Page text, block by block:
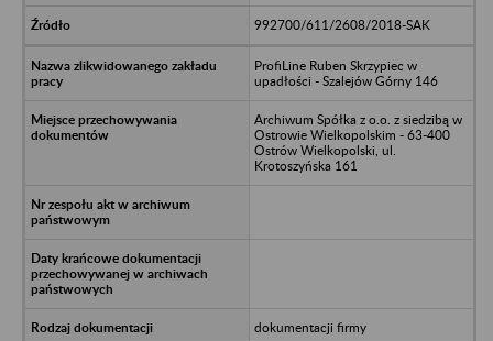
992700/611/2608/2018-SAK
ProfiLine Ruben Skrzypiec w
upadłości - Szalejów Górny 146
Archiwum Spółka z o.o. z siedzibą w
Ostrowie Wielkopolskim - 63-400
Ostrów Wielkopolski, ul.
Krotoszyńska 161
dokumentacji firmy